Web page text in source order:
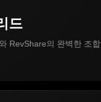
드
RevShare의 완벽한 조합